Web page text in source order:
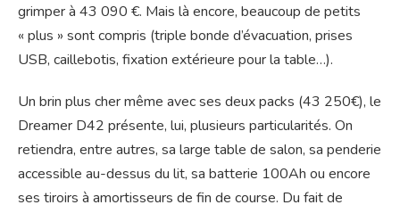
grimper à 43 090 €. Mais là encore, beaucoup de petits
« plus » sont compris (triple bonde d’évacuation, prises
USB, caillebotis, fixation extérieure pour la table…).
Un brin plus cher même avec ses deux packs (43 250€), le
Dreamer D42 présente, lui, plusieurs particularités. On
retiendra, entre autres, sa large table de salon, sa penderie
accessible au-dessus du lit, sa batterie 100Ah ou encore
ses tiroirs à amortisseurs de fin de course. Du fait de